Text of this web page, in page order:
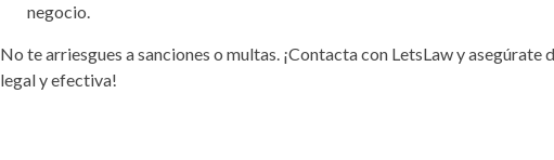
negocio.
No te arriesgues a sanciones o multas. ¡Contacta con LetsLaw y
legal y efectiva!